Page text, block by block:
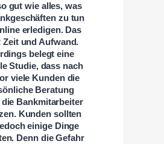
gut wie alles, was
zu tun
erledigen. Das
Zeit und Aufwand.
belegt eine
Studie, dass nach
viele Kunden die
Beratung
Bankmitarbeiter
Kunden sollten
einige Dinge
Denn die Gefahr